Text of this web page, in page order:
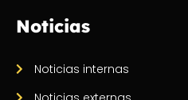
Noticias
Noticias internas